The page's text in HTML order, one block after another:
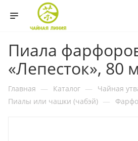
Пиала
«Лепесток», 80
Главная — Каталог — Чайная
Пиалы или чашки (чабэй) —